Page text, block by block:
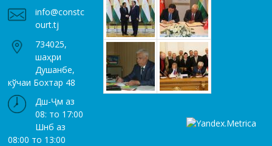
info@constc
ourt.tj
734025,
шаҳри
Душанбе,
кўчаи Бохтар 48
Дш-Ҷм аз
08: то 17:00
Шнб аз
08:00 то 13:00